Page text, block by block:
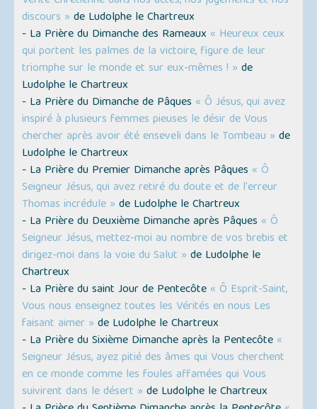
discours » de Ludolphe le Chartreux
- La Prière du Dimanche des Rameaux « Heureux ceux
qui portent les palmes de la victoire, figure de leur
triomphe sur le monde et sur eux-mêmes ! » de
Ludolphe le Chartreux
- La Prière du Dimanche de Pâques « Ô Jésus, qui avez
inspiré à plusieurs femmes pieuses le désir de Vous
chercher après avoir été enseveli dans le Tombeau » de
Ludolphe le Chartreux
- La Prière du Premier Dimanche après Pâques « Ô
Seigneur Jésus, qui avez retiré du doute et de l'erreur
Thomas incrédule » de Ludolphe le Chartreux
- La Prière du Deuxième Dimanche après Pâques « Ô
Seigneur Jésus, mettez-moi au nombre de vos brebis et
dirigez-moi dans la voie du Salut » de Ludolphe le
Chartreux
- La Prière du saint Jour de Pentecôte « Ô Esprit-Saint,
Vous nous enseignez toutes les Vérités en nous Les
faisant aimer » de Ludolphe le Chartreux
- La Prière du Sixième Dimanche après la Pentecôte «
Seigneur Jésus, ayez pitié des âmes qui Vous cherchent
en ce monde comme les foules affamées qui Vous
suivirent dans le désert » de Ludolphe le Chartreux